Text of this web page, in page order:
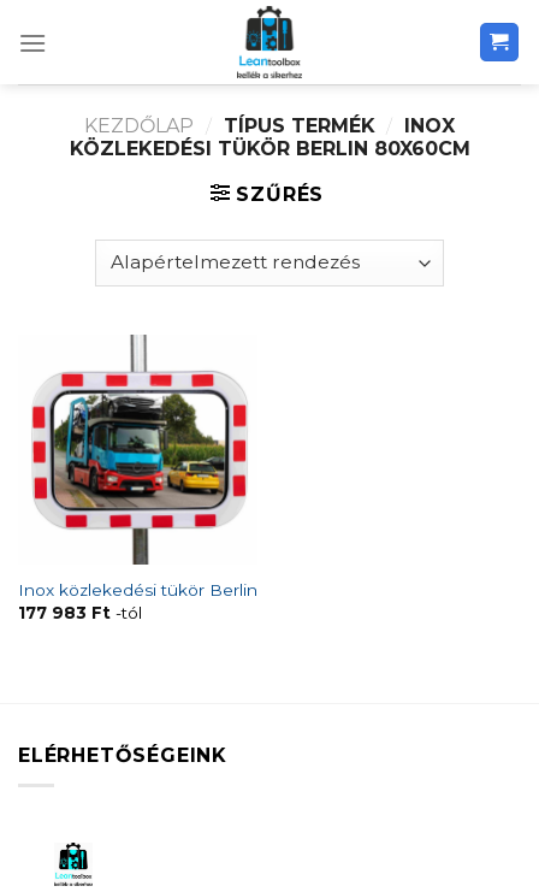
KEZDŐLAP / TÍPUS TERMÉK / INOX
KÖZLEKEDÉSI TÜKÖR BERLIN 80X60CM
SZŰRÉS
Inox közlekedési tükör Berlin
177 983 Ft-tól
ELÉRHETŐSÉGEINK